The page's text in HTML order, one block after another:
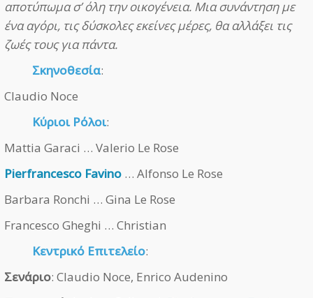
αποτύπωμα σ’ όλη την οικογένεια. Μια συνάντηση με
ένα αγόρι, τις δύσκολες εκείνες μέρες, θα αλλάξει τις
ζωές τους για πάντα.
Σκηνοθεσία:
Claudio Noce
Κύριοι Ρόλοι:
Mattia Garaci … Valerio Le Rose
Pierfrancesco Favino … Alfonso Le Rose
Barbara Ronchi … Gina Le Rose
Francesco Gheghi … Christian
Κεντρικό Επιτελείο:
Σενάριο: Claudio Noce, Enrico Audenino